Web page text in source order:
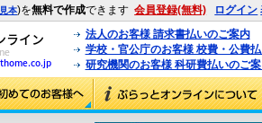
見本)を無料で作成できます 会員登録(無料) ログイン
法人のお客様 請求書払いのご案内
学校・官公庁のお客様 校費・公費
研究機関のお客様 科研費払いのご